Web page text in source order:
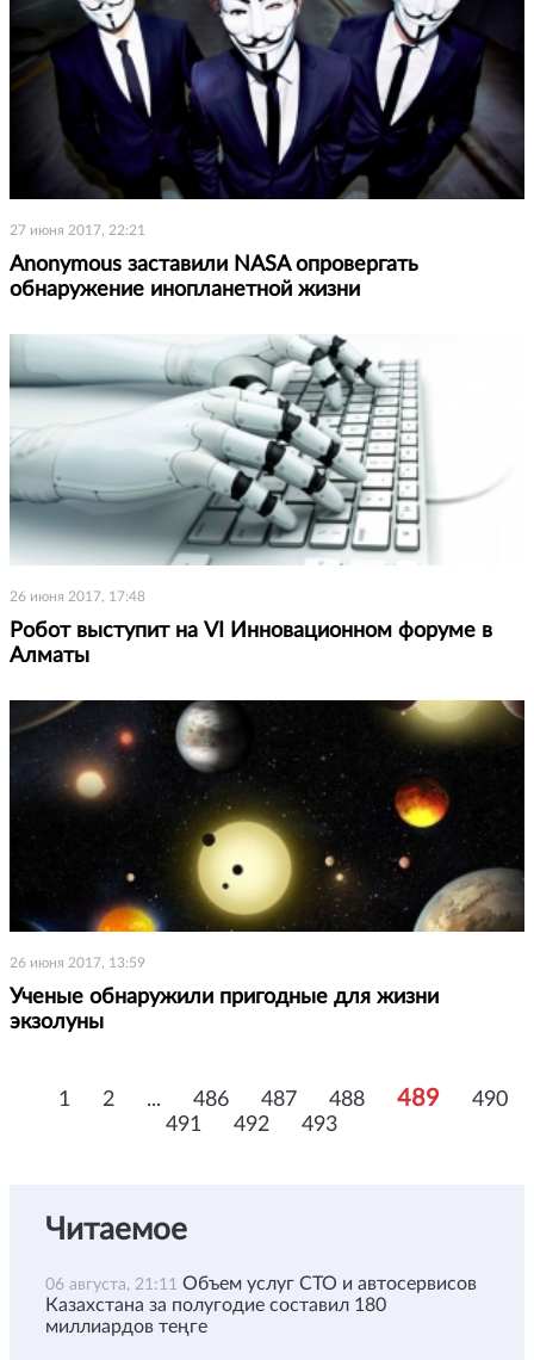
27 июня 2017, 22:21
Anonymous заставили NASA опровергать
обнаружение инопланетной жизни
26 июня 2017, 17:48
Робот выступит на VI Инновационном форуме в
Алматы
26 июня 2017, 13:59
Ученые обнаружили пригодные для жизни
экзолуны
1 2 ... 486 487 488 489
490
491
492 493
Читаемое
06 августа, 21:11 Объем услуг СТО и автосервисов
Казахстана за полугодие составил 180
миллиардов теңге